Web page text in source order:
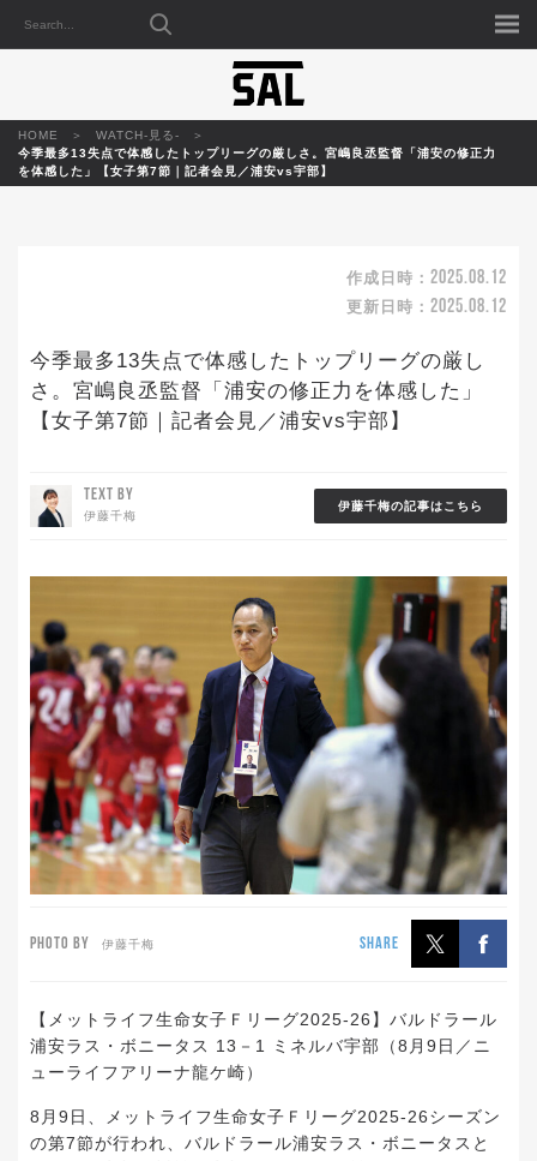
HOME
WATCH-見る-
今季最多13失点で体感したトップリーグの厳しさ。宮嶋良丞監督「浦安の修正力
を体感した」【女子第7節｜記者会見／浦安vs宇部】
作成日時： 2025.08.12
更新日時： 2025.08.12
今季最多13失点で体感したトップリーグの厳し
さ。宮嶋良丞監督「浦安の修正力を体感した」
【女子第7節｜記者会見／浦安vs宇部】
TEXT BY
伊藤千梅
伊藤千梅の記事はこちら
PHOTO BY 伊藤千梅 SHARE
【メットライフ生命女子Ｆリーグ2025-26】バルドラール
浦安ラス・ボニータス 13－1 ミネルバ宇部（8月9日／ニ
ューライフアリーナ龍ケ崎）
8月9日、メットライフ生命女子Ｆリーグ2025-26シーズン
の第7節が行われ、バルドラール浦安ラス・ボニータスと